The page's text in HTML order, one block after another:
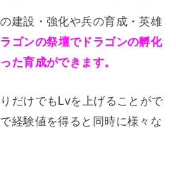
建設・強化や兵の育成・英雄
ラゴンの祭壇でドラゴンの孵化
た育成ができます。
だけでもLvを上げることがで
経験値を得ると同時に様々な